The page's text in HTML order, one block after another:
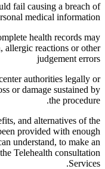
fail causing a breach of
medical information
health records may
allergic reactions or other
judgement errors
authorities legally or
or damage sustained by
the procedure.
and alternatives of the
provided with enough
understand, to make an
Telehealth consultation
Services.